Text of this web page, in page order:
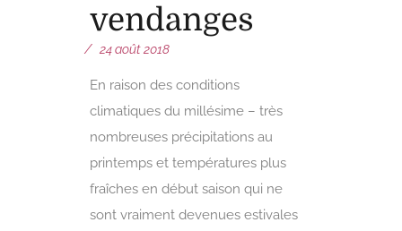
vendanges
24 août 2018
En raison des conditions
climatiques du millésime – très
nombreuses précipitations au
printemps et températures plus
fraîches en début saison qui ne
sont vraiment devenues estivales